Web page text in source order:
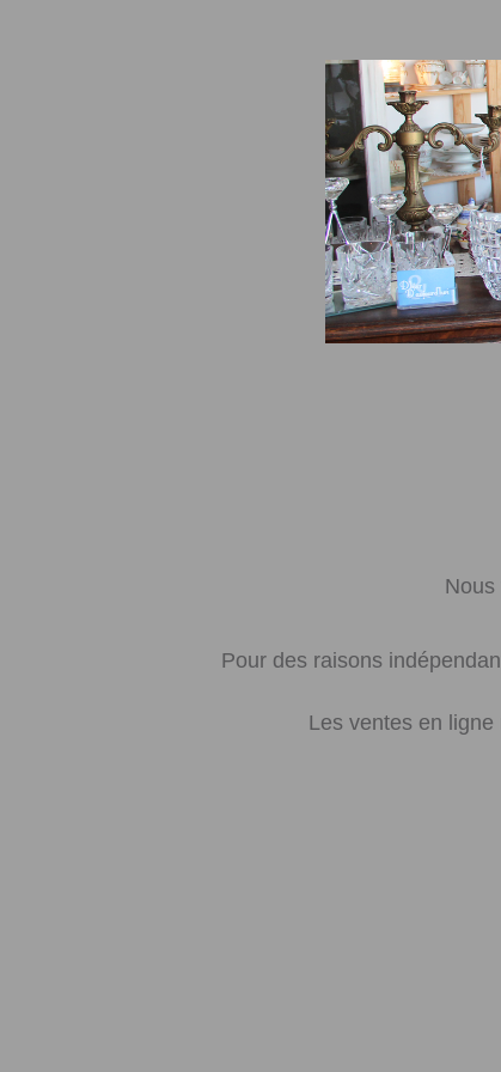
Nous
Pour des raisons
Les ventes en